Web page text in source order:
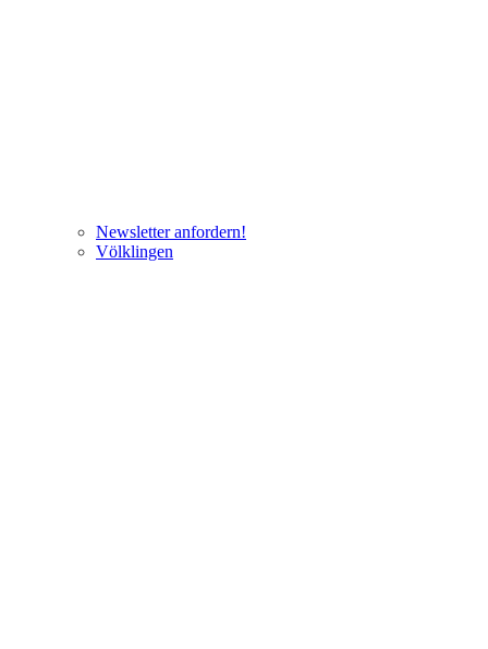
Newsletter anfordern!
Völklingen